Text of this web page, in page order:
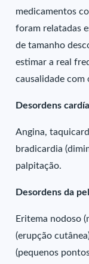
medicamentos
foram relatadas
de tamanho
estimar a real
causalidade com
Desordens
Angina,
bradicardia
palpitação.
Desordens da
Eritema nodoso
(erupção
(pequenos